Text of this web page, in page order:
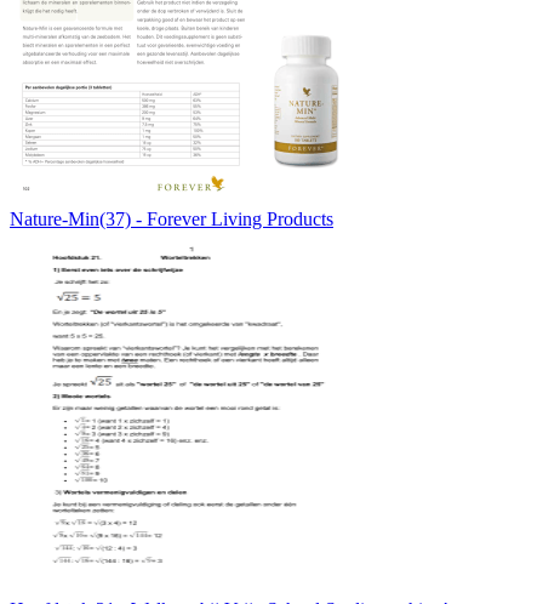
Nature-Min(37) - Forever Living Products